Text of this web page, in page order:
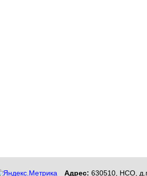
Адрес: 630510, НСО,